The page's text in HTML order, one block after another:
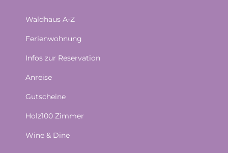
Waldhaus A-Z
Ferienwohnung
Infos zur Reservation
Anreise
Gutscheine
Holz100 Zimmer
Wine & Dine